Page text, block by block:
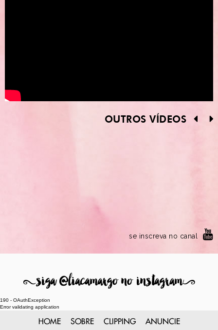
OUTROS VÍDEOS
se inscreva no canal
8siga @liacamargo no instagram9
190 - OAuthException
Error validating application
HOME SOBRE CLIPPING ANUNCIE